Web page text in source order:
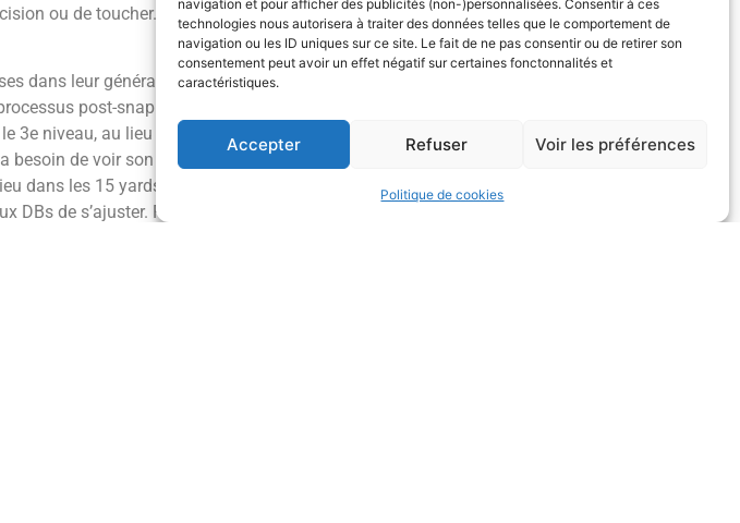
navigation et pour afficher des publicités (non-)personnalisées. Consentir à ces
technologies nous autorisera à traiter des données telles que le comportement de
navigation ou les ID uniques sur ce site. Le fait de ne pas consentir ou de retirer son
consentement peut avoir un effet négatif sur certaines fonctonnalités et
caractéristiques.
Accepter Refuser Voir les préférences
Politique de cookies
ou de toucher.
dans leur généralité, il est capable de faire les ajustements de
post-snap peut lui être assez médiocre par moments. Il
3e niveau, au lieu de laisser un léger temps supplémentaire aux
de voir son WR open pour lancer à certains moments, il
dans les 15 yards. Cette hésitation amène des problèmes de
de s’ajuster. Pour revenir sur ses lectures, il a des